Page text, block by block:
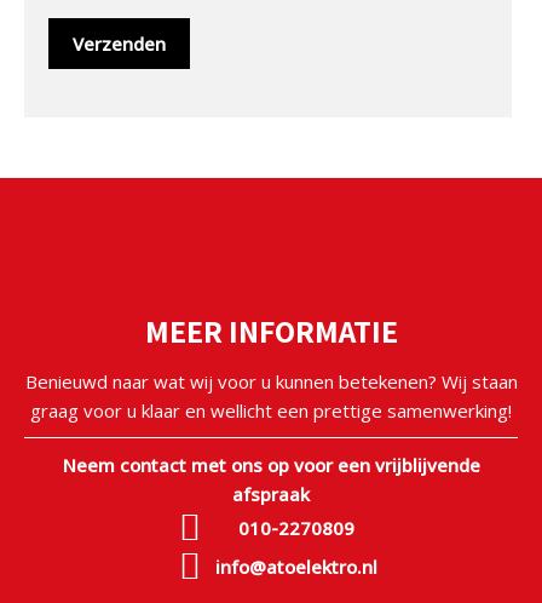
MEER INFORMATIE
Benieuwd naar wat wij voor u kunnen betekenen? Wij staan
graag voor u klaar en wellicht een prettige samenwerking!
Neem contact met ons op voor een vrijblijvende
afspraak
010-2270809
info@atoelektro.nl